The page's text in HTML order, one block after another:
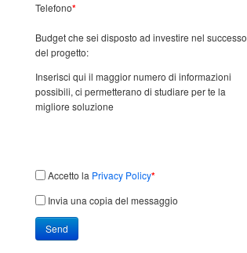
Telefono*
Budget che sei disposto ad investire nel successo
del progetto:
Inserisci qui il maggior numero di informazioni
possibili, ci permetterano di studiare per te la
migliore soluzione
Accetto la Privacy Policy*
Invia una copia del messaggio
Send